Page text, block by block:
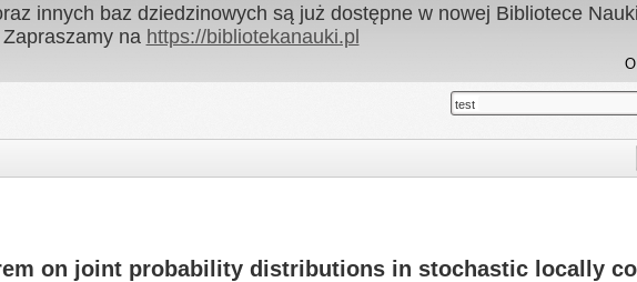
innych baz dziedzinowych są już dostępne w nowej Bibliotece
Zapraszamy na https://bibliotekanauki.pl
test
on joint probability distributions in stochastic locally